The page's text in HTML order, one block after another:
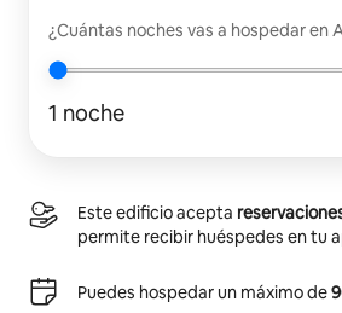
¿Cuántas noches vas a hospedar en
1 noche
Este edificio acepta
permite recibir huéspedes en tu
Puedes hospedar un máximo de